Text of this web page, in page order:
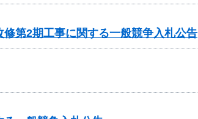
第2期工事に関する一般競争入札公告